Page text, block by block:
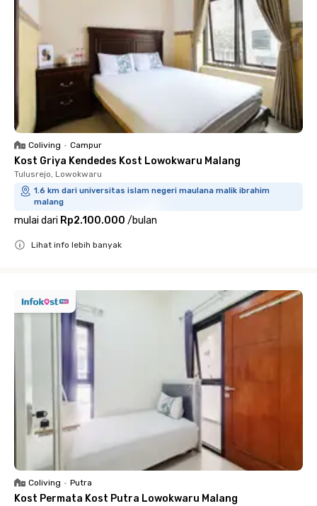
Coliving • Campur
Kost Griya Kendedes Kost Lowokwaru Malang
Tulusrejo, Lowokwaru
1.6 km dari universitas islam negeri maulana malik ibrahim
malang
mulai dari Rp2.100.000 /bulan
Lihat info lebih banyak
Coliving • Putra
Kost Permata Kost Putra Lowokwaru Malang